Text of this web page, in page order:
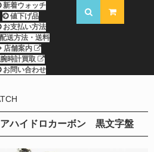
新着ウォッチ
値下げ品
お支払い方法
送方法・送料
店舗案内
腕時計買取
お問い合わせ
ハイドロカーボン 黒文字盤